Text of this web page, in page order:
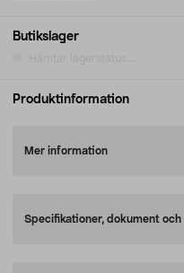
Butikslager
Produktinformation
Mer information
Specifikationer, dokument